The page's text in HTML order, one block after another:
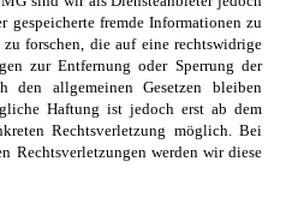
fremde Informationen zu
forschen, die auf eine rechtswidrige
zur Entfernung oder Sperrung der
den allgemeinen Gesetzen bleiben
Haftung ist jedoch erst ab dem
Rechtsverletzung möglich. Bei
Rechtsverletzungen werden wir diese